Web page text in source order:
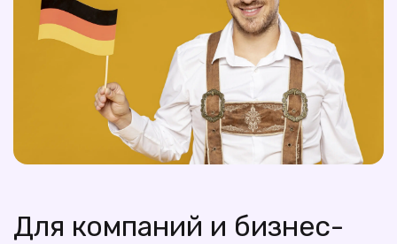
Для компаний и бизнес-